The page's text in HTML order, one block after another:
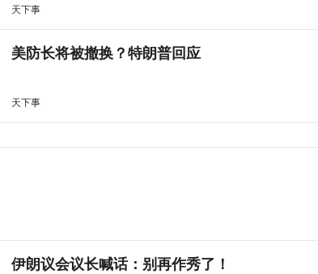
天下事
美防长将被撤换？特朗普回应
天下事
伊朗议会议长喊话：别再作秀了！